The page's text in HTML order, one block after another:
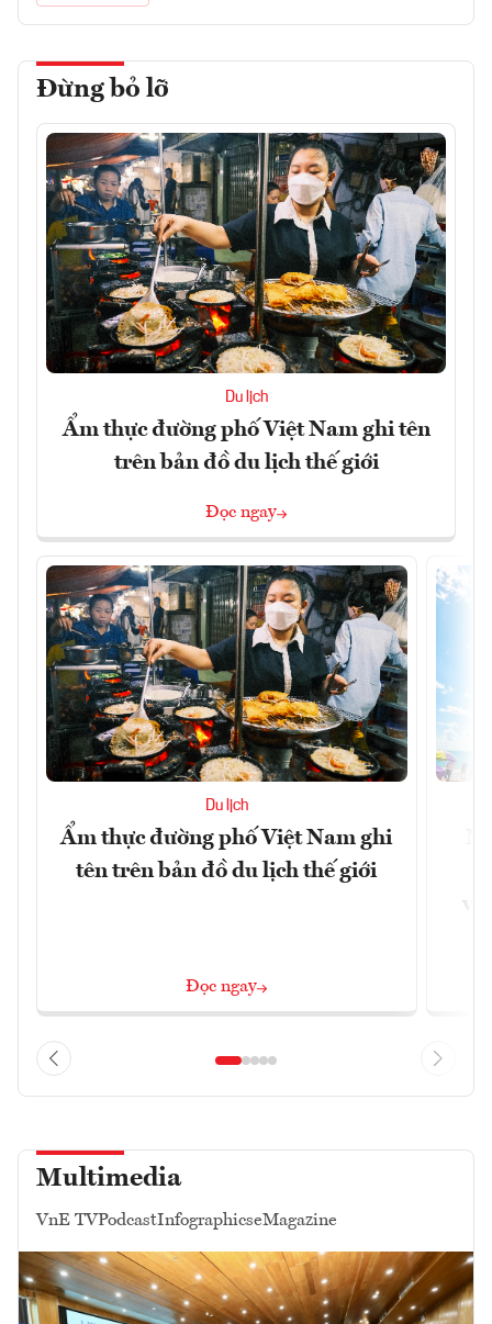
Đừng bỏ lỡ
Du lịch
Ẩm thực đường phố Việt Nam ghi tên
trên bản đồ du lịch thế giới
Đọc ngay
Du lịch
Ẩm thực đường phố Việt Nam ghi
tên trên bản đồ du lịch thế giới
Đọc ngay
Multimedia
VnE TVPodcastInfographicseMagazine